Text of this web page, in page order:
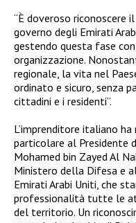
“È doveroso
governo degli Emirati
gestendo questa fase
organizzazione.
regionale, la vita nel
ordinato e sicuro, senza
cittadini e i residenti”.
L’imprenditore italiano
particolare al Presidente
Mohamed bin Zayed Al
Ministero della Difesa e
Emirati Arabi Uniti, che
professionalità tutte le
del territorio. Un